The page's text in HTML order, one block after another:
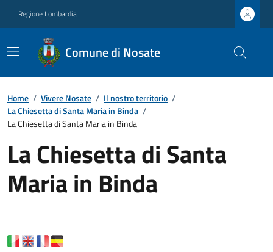
Regione Lombardia
Comune di Nosate
Home / Vivere Nosate / Il nostro territorio /
La Chiesetta di Santa Maria in Binda /
La Chiesetta di Santa Maria in Binda
La Chiesetta di Santa
Maria in Binda